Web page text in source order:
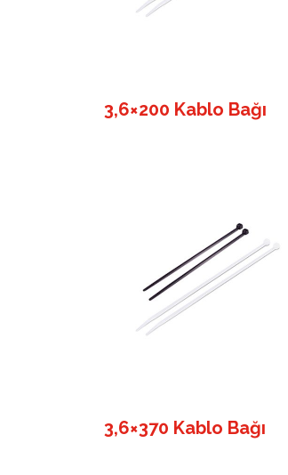
3,6×200 Kablo Bağı
3,6×370 Kablo Bağı